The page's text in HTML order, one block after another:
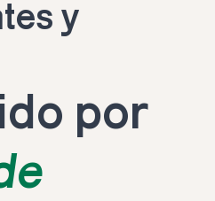
y
Preferido por